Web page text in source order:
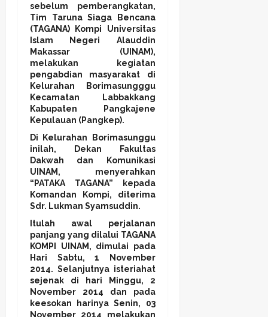
sebelum pemberangkatan,
Tim Taruna Siaga Bencana
(TAGANA) Kompi Universitas
Islam Negeri Alauddin
Makassar (UINAM),
melakukan kegiatan
pengabdian masyarakat di
Kelurahan Borimasungggu
Kecamatan Labbakkang
Kabupaten Pangkajene
Kepulauan (Pangkep).
Di Kelurahan Borimasunggu
inilah, Dekan Fakultas
Dakwah dan Komunikasi
UINAM, menyerahkan
“PATAKA TAGANA” kepada
Komandan Kompi, diterima
Sdr. Lukman Syamsuddin.
Itulah awal perjalanan
panjang yang dilalui TAGANA
KOMPI UINAM, dimulai pada
Hari Sabtu, 1 November
2014. Selanjutnya isteriahat
sejenak di hari Minggu, 2
November 2014 dan pada
keesokan harinya Senin, 03
November 2014 melakukan